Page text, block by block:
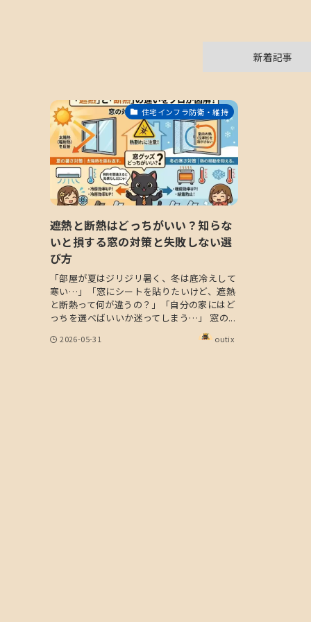
新着記事
住宅インフラ防衛・維持
遮熱と断熱はどっちがいい？知らな
いと損する窓の対策と失敗しない選
び方
「部屋が夏はジリジリ暑く、冬は底冷えして
寒い…」「窓にシートを貼りたいけど、遮熱
と断熱って何が違うの？」「自分の家にはど
っちを選べばいいか迷ってしまう…」 窓の...
2026-05-31 outix